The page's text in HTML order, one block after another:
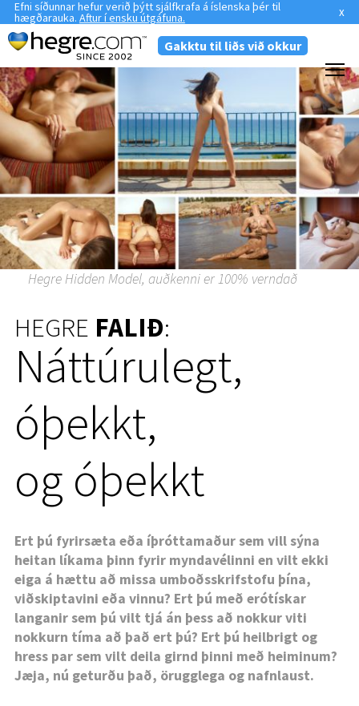
Efni síðunnar hefur verið þýtt sjálfkrafa á íslenska þér til
hægðarauka. Aftur í ensku útgáfuna. x
LAND:
(breyting)
Gakktu til liðs við okkur
Hegre Hidden Model, auðkenni er 100% verndað
HEGRE FALIÐ:
Náttúrulegt,
óþekkt,
og óþekkt
Ert þú fyrirsæta eða íþróttamaður sem vill sýna
heitan líkama þinn fyrir myndavélinni en vilt ekki
eiga á hættu að missa umboðsskrifstofu þína,
viðskiptavini eða vinnu? Ert þú með erótískar
langanir sem þú vilt tjá án þess að nokkur viti
nokkurn tíma að það ert þú? Ert þú heilbrigt og
hress par sem vilt deila girnd þinni með heiminum?
Jæja, nú geturðu það, örugglega og nafnlaust.